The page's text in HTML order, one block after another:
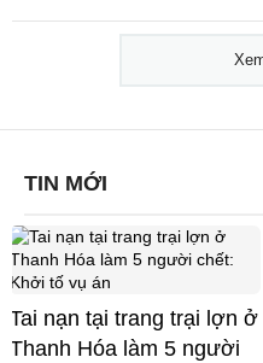
TIN MỚI
Tai nạn tại trang trại lợn ở
Thanh Hóa làm 5 người